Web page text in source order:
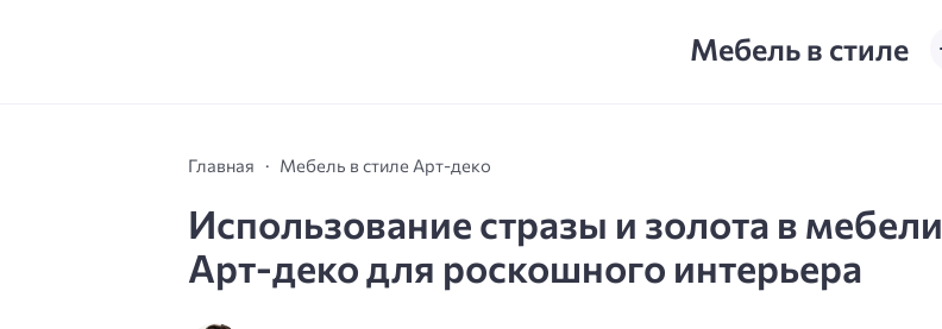
Мебель в стиле
Главная Мебель в стиле Арт-деко
Использование стразы и золота в мебели
Арт-деко для роскошного интерьера